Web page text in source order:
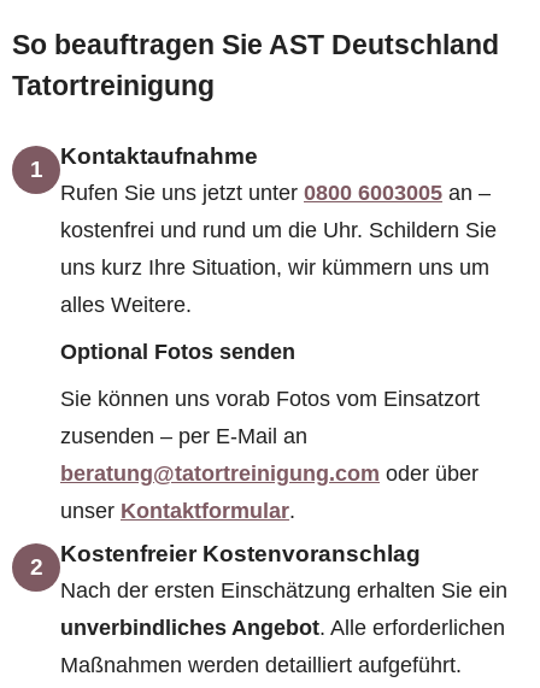
So beauftragen Sie AST Deutschland
Tatortreinigung
1 Kontaktaufnahme
Rufen Sie uns jetzt unter 0800 6003005 an –
kostenfrei und rund um die Uhr. Schildern Sie
uns kurz Ihre Situation, wir kümmern uns um
alles Weitere.
Optional Fotos senden
Sie können uns vorab Fotos vom Einsatzort
zusenden – per E-Mail an
beratung@tatortreinigung.com oder über
unser Kontaktformular.
2 Kostenfreier Kostenvoranschlag
Nach der ersten Einschätzung erhalten Sie ein
unverbindliches Angebot. Alle erforderlichen
Maßnahmen werden detailliert aufgeführt.